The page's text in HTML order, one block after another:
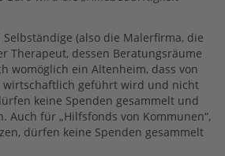
(also die Malerfirma, die
Therapeut, dessen Beratungsräume
womöglich ein Altenheim, dass von
wirtschaftlich geführt wird und nicht
keine Spenden gesammelt und
Auch für „Hilfsfonds von Kommunen“,
dürfen keine Spenden gesammelt